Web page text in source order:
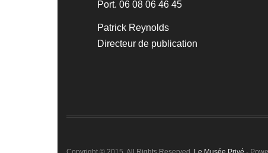
Port. 06 08 06 46 45
Patrick Reynolds
Directeur de publication